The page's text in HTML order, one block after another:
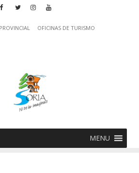
OFICINAS DE TURISMO
MENU